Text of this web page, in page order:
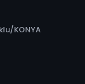
KONYA